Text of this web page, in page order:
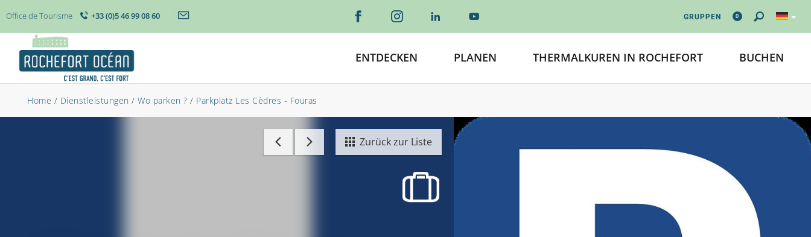
Office de Tourisme +33 (0)5 46 99 08 60 GRUPPEN 0
ENTDECKEN PLANEN THERMALKUREN IN ROCHEFORT BUCHEN
Home / Dienstleistungen / Wo parken ? / Parkplatz Les Cèdres - Fouras
Zurück zur Liste